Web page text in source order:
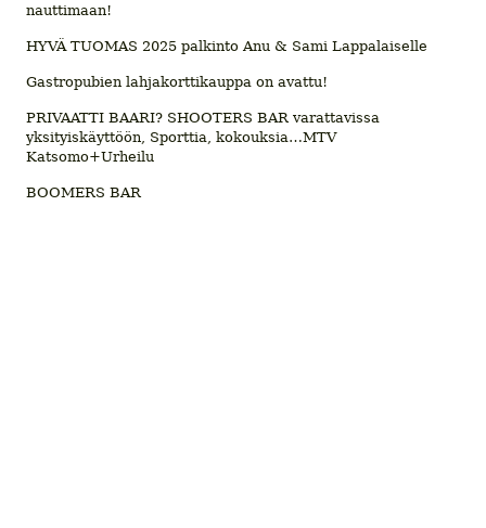
nauttimaan!
HYVÄ TUOMAS 2025 palkinto Anu & Sami Lappalaiselle
Gastropubien lahjakorttikauppa on avattu!
PRIVAATTI BAARI? SHOOTERS BAR varattavissa
yksityiskäyttöön, Sporttia, kokouksia…MTV
Katsomo+Urheilu
BOOMERS BAR